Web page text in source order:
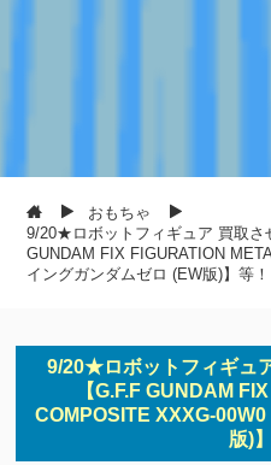
おもちゃ
9/20★ロボットフィギュア 買取さ
GUNDAM FIX FIGURATION
イングガンダムゼロ (EW版)】等！
9/20★ロボットフィギュ
【G.F.F GUNDAM
COMPOSITE XXXG-
版)